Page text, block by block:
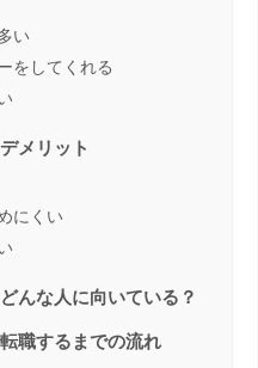
い
をしてくれる
メリット
にくい
んな人に向いている？
職するまでの流れ